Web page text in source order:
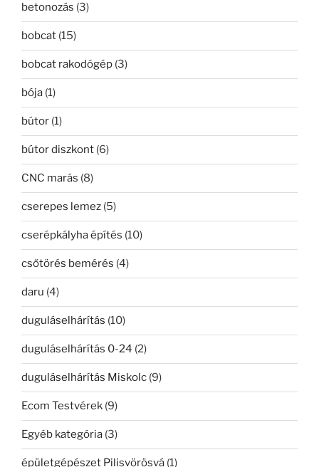
betonozás (3)
bobcat (15)
bobcat rakodógép (3)
bója (1)
bútor (1)
bútor diszkont (6)
CNC marás (8)
cserepes lemez (5)
cserépkályha építés (10)
csőtörés bemérés (4)
daru (4)
duguláselhárítás (10)
duguláselhárítás 0-24 (2)
duguláselhárítás Miskolc (9)
Ecom Testvérek (9)
Egyéb kategória (3)
épületgépészet Pilisvörösvá (1)